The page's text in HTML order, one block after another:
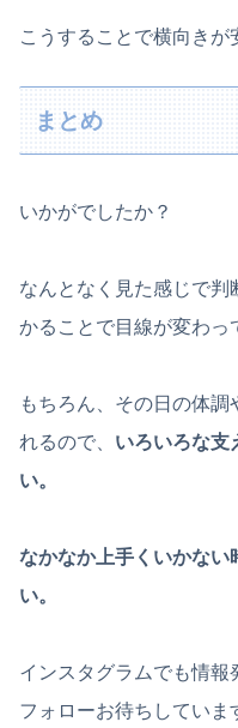
こうすることで横向きが
まとめ
いかがでしたか？
なんとなく見た感じで判
かることで目線が変わっ
もちろん、その日の体
れるので、 いろいろな支
い。
なかなか上手くいかない
い。
インスタグラムでも情
フォローお待ちしていま